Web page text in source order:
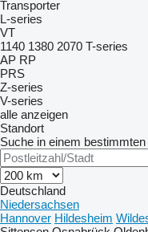
Transporter
L-series
VT
1140 1380 2070 T-series
AP RP
PRS
Z-series
V-series
alle anzeigen
Standort
Suche in einem
Deutschland
Niedersachsen
Hannover Hildesheim